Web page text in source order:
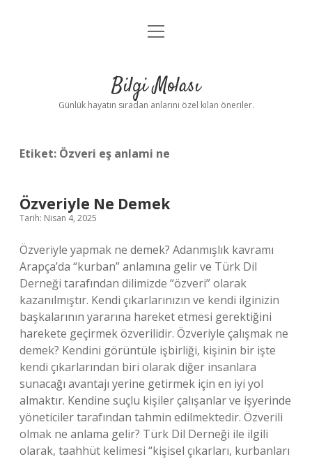
Anasayfa
Yasal Uyarı
menüyü
Bilgi Molası
Günlük hayatın sıradan anlarını özel kılan öneriler.
Etiket: Özveri eş anlami ne
Özveriyle Ne Demek
Tarih: Nisan 4, 2025
Özveriyle yapmak ne demek? Adanmışlık kavramı
Arapça’da “kurban” anlamına gelir ve Türk Dil
Derneği tarafından dilimizde “özveri” olarak
kazanılmıştır. Kendi çıkarlarınızın ve kendi ilginizin
başkalarının yararına hareket etmesi gerektiğini
harekete geçirmek özverilidir. Özveriyle çalışmak ne
demek? Kendini görüntüle işbirliği, kişinin bir işte
kendi çıkarlarından biri olarak diğer insanlara
sunacağı avantajı yerine getirmek için en iyi yol
almaktır. Kendine suçlu kişiler çalışanlar ve işyerinde
yöneticiler tarafından tahmin edilmektedir. Özverili
olmak ne anlama gelir? Türk Dil Derneği ile ilgili
olarak, taahhüt kelimesi “kişisel çıkarları, kurbanları